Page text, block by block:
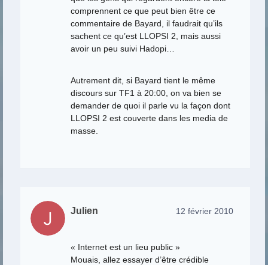
comprennent ce que peut bien être ce
commentaire de Bayard, il faudrait qu’ils
sachent ce qu’est LLOPSI 2, mais aussi
avoir un peu suivi Hadopi…
Autrement dit, si Bayard tient le même
discours sur TF1 à 20:00, on va bien se
demander de quoi il parle vu la façon dont
LLOPSI 2 est couverte dans les media de
masse.
Julien 12 février 2010
« Internet est un lieu public »
Mouais, allez essayer d’être crédible